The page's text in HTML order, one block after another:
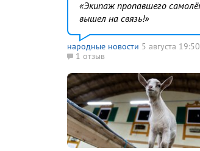
Экипаж пропавшего
вышел на связь!
народные новости 5 августа 19:50
1 отзыв